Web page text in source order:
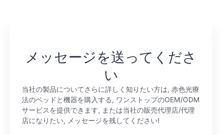
メッセージを送ってくださ
い
当社の製品についてさらに詳しく知りたい方は, 赤色光療
法のベッドと機器を購入する, ワンストップのOEM/ODM
サービスを提供できます, または当社の販売代理店/代理
店になりたい, メッセージを残してください!